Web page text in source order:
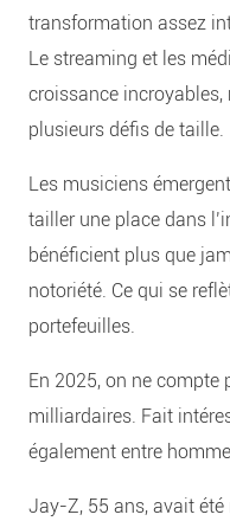
transformation assez
Le streaming et les
croissance
plusieurs défis de taille.
Les musiciens
tailler une place dans
bénéficient plus que
notoriété. Ce qui se
portefeuilles.
En 2025, on ne
milliardaires. Fait
également entre
Jay-Z, 55 ans, avait